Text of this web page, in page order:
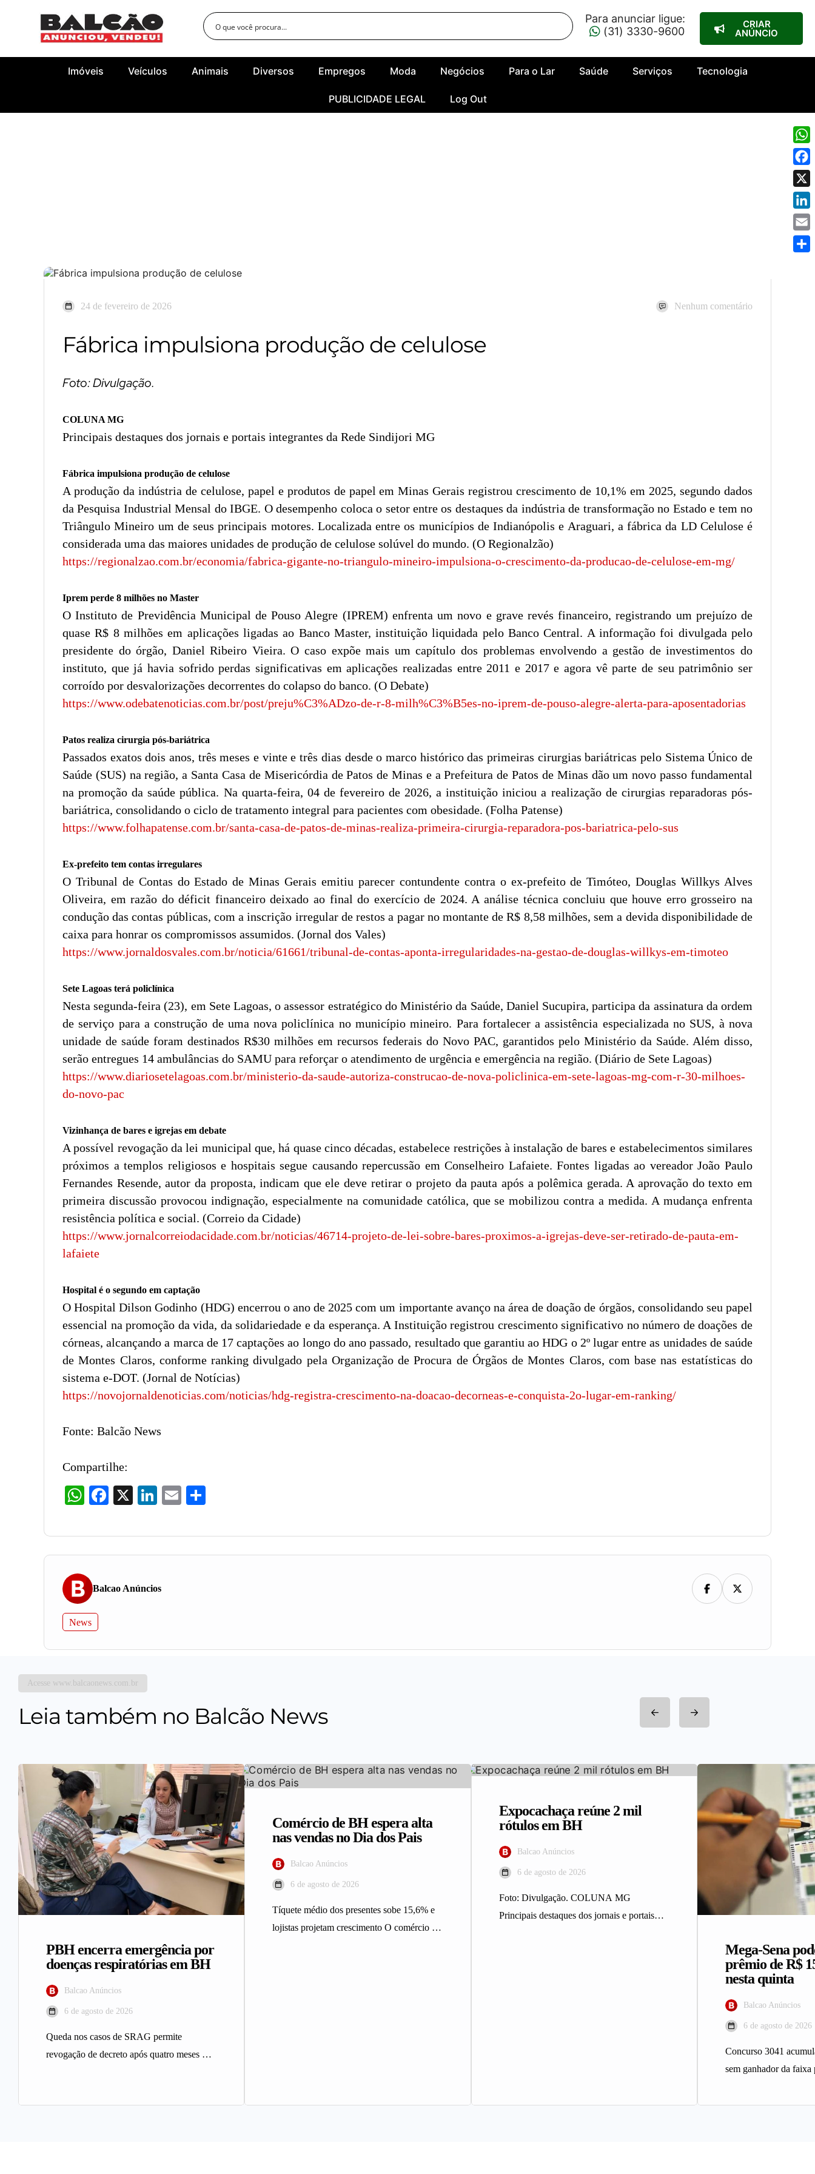
Para anunciar ligue:
(31) 3330-9600
CRIAR
ANÚNCIO
Imóveis Veículos Animais Diversos Empregos Moda Negócios Para o Lar Saúde Serviços Tecnologia
PUBLICIDADE LEGAL Log Out
24 de fevereiro de 2026 Nenhum comentário
Fábrica impulsiona produção de celulose
Foto: Divulgação.
COLUNA MG
Principais destaques dos jornais e portais integrantes da Rede Sindijori MG
Fábrica impulsiona produção de celulose
A produção da indústria de celulose, papel e produtos de papel em Minas Gerais registrou crescimento de 10,1% em 2025, segundo dados
da Pesquisa Industrial Mensal do IBGE. O desempenho coloca o setor entre os destaques da indústria de transformação no Estado e tem no
Triângulo Mineiro um de seus principais motores. Localizada entre os municípios de Indianópolis e Araguari, a fábrica da LD Celulose é
considerada uma das maiores unidades de produção de celulose solúvel do mundo. (O Regionalzão)
https://regionalzao.com.br/economia/fabrica-gigante-no-triangulo-mineiro-impulsiona-o-crescimento-da-producao-de-celulose-em-mg/
Iprem perde 8 milhões no Master
O Instituto de Previdência Municipal de Pouso Alegre (IPREM) enfrenta um novo e grave revés financeiro, registrando um prejuízo de
quase R$ 8 milhões em aplicações ligadas ao Banco Master, instituição liquidada pelo Banco Central. A informação foi divulgada pelo
presidente do órgão, Daniel Ribeiro Vieira. O caso expõe mais um capítulo dos problemas envolvendo a gestão de investimentos do
instituto, que já havia sofrido perdas significativas em aplicações realizadas entre 2011 e 2017 e agora vê parte de seu patrimônio ser
corroído por desvalorizações decorrentes do colapso do banco. (O Debate)
https://www.odebatenoticias.com.br/post/preju%C3%ADzo-de-r-8-milh%C3%B5es-no-iprem-de-pouso-alegre-alerta-para-aposentadorias
Patos realiza cirurgia pós-bariátrica
Passados exatos dois anos, três meses e vinte e três dias desde o marco histórico das primeiras cirurgias bariátricas pelo Sistema Único de
Saúde (SUS) na região, a Santa Casa de Misericórdia de Patos de Minas e a Prefeitura de Patos de Minas dão um novo passo fundamental
na promoção da saúde pública. Na quarta-feira, 04 de fevereiro de 2026, a instituição iniciou a realização de cirurgias reparadoras pós-
bariátrica, consolidando o ciclo de tratamento integral para pacientes com obesidade. (Folha Patense)
https://www.folhapatense.com.br/santa-casa-de-patos-de-minas-realiza-primeira-cirurgia-reparadora-pos-bariatrica-pelo-sus
Ex-prefeito tem contas irregulares
O Tribunal de Contas do Estado de Minas Gerais emitiu parecer contundente contra o ex-prefeito de Timóteo, Douglas Willkys Alves
Oliveira, em razão do déficit financeiro deixado ao final do exercício de 2024. A análise técnica concluiu que houve erro grosseiro na
condução das contas públicas, com a inscrição irregular de restos a pagar no montante de R$ 8,58 milhões, sem a devida disponibilidade de
caixa para honrar os compromissos assumidos. (Jornal dos Vales)
https://www.jornaldosvales.com.br/noticia/61661/tribunal-de-contas-aponta-irregularidades-na-gestao-de-douglas-willkys-em-timoteo
Sete Lagoas terá policlínica
Nesta segunda-feira (23), em Sete Lagoas, o assessor estratégico do Ministério da Saúde, Daniel Sucupira, participa da assinatura da ordem
de serviço para a construção de uma nova policlínica no município mineiro. Para fortalecer a assistência especializada no SUS, à nova
unidade de saúde foram destinados R$30 milhões em recursos federais do Novo PAC, garantidos pelo Ministério da Saúde. Além disso,
serão entregues 14 ambulâncias do SAMU para reforçar o atendimento de urgência e emergência na região. (Diário de Sete Lagoas)
https://www.diariosetelagoas.com.br/ministerio-da-saude-autoriza-construcao-de-nova-policlinica-em-sete-lagoas-mg-com-r-30-milhoes-
do-novo-pac
Vizinhança de bares e igrejas em debate
A possível revogação da lei municipal que, há quase cinco décadas, estabelece restrições à instalação de bares e estabelecimentos similares
próximos a templos religiosos e hospitais segue causando repercussão em Conselheiro Lafaiete. Fontes ligadas ao vereador João Paulo
Fernandes Resende, autor da proposta, indicam que ele deve retirar o projeto da pauta após a polêmica gerada. A aprovação do texto em
primeira discussão provocou indignação, especialmente na comunidade católica, que se mobilizou contra a medida. A mudança enfrenta
resistência política e social. (Correio da Cidade)
https://www.jornalcorreiodacidade.com.br/noticias/46714-projeto-de-lei-sobre-bares-proximos-a-igrejas-deve-ser-retirado-de-pauta-em-
lafaiete
Hospital é o segundo em captação
O Hospital Dilson Godinho (HDG) encerrou o ano de 2025 com um importante avanço na área de doação de órgãos, consolidando seu papel
essencial na promoção da vida, da solidariedade e da esperança. A Instituição registrou crescimento significativo no número de doações de
córneas, alcançando a marca de 17 captações ao longo do ano passado, resultado que garantiu ao HDG o 2º lugar entre as unidades de saúde
de Montes Claros, conforme ranking divulgado pela Organização de Procura de Órgãos de Montes Claros, com base nas estatísticas do
sistema e-DOT. (Jornal de Notícias)
https://novojornaldenoticias.com/noticias/hdg-registra-crescimento-na-doacao-decorneas-e-conquista-2o-lugar-em-ranking/
Fonte: Balcão News
Compartilhe:
WhatsAppFacebook LinkedInEmail
Balcao Anúncios
News
Acesse www.balcaonews.com.br
Leia também no Balcão News
PBH encerra emergência por
doenças respiratórias em BH
Balcao Anúncios
6 de agosto de 2026
Queda nos casos de SRAG permite
revogação de decreto após quatro meses A
Comércio de BH espera alta
nas vendas no Dia dos Pais
Balcao Anúncios
6 de agosto de 2026
Tíquete médio dos presentes sobe 15,6% e
lojistas projetam crescimento O comércio de
Expocachaça reúne 2 mil
rótulos em BH
Balcao Anúncios
6 de agosto de 2026
Foto: Divulgação. COLUNA MG
Principais destaques dos jornais e portais
Mega-Sena
prêmio de R$
nesta quinta
Balcao Anúncios
6 de agosto de 2026
Concurso 3041
sem ganhador da
X